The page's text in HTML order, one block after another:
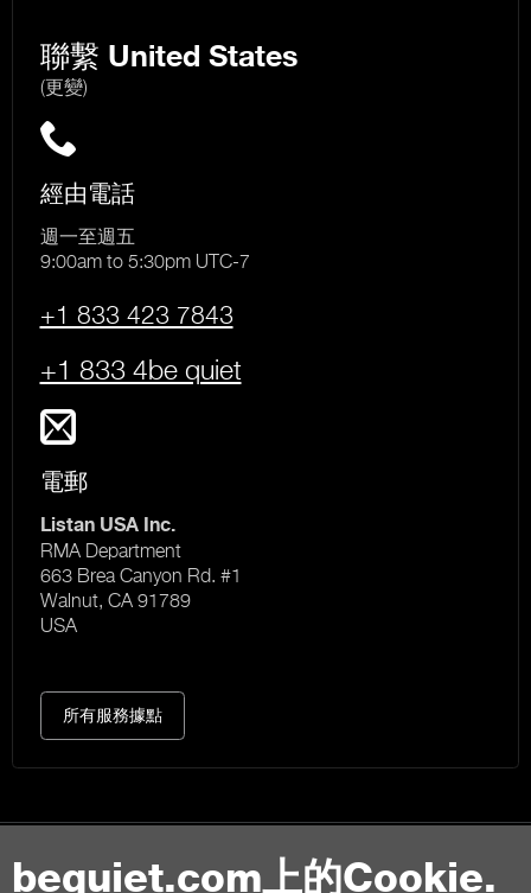
bequiet.com上的Cookie.
聯繫 United States
(更變)
經由電話
週一至週五
9:00am to 5:30pm UTC-7
+1 833 423 7843
+1 833 4be quiet
電郵
Listan USA Inc.
RMA Department
663 Brea Canyon Rd. #1
Walnut, CA 91789
USA
所有服務據點
聯絡我們